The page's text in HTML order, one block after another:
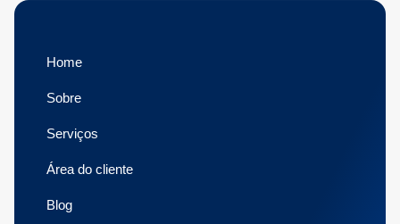
Home
Sobre
Serviços
Área do cliente
Blog